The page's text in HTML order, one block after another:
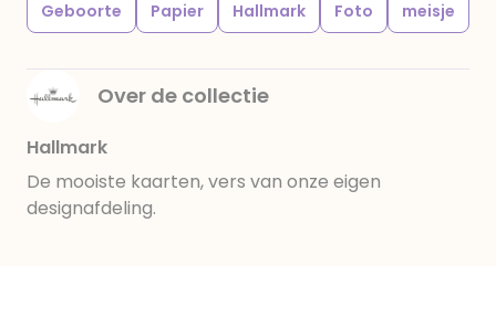
Geboorte Papier Hallmark Foto meisje
Over de collectie
Hallmark
De mooiste kaarten, vers van onze eigen
designafdeling.